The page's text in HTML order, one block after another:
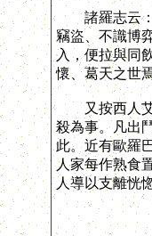
諸羅志云：
竊盜、不識博
入，便拉與同
懷、葛天之世焉
又按西人艾
殺為事。凡出
此。近有歐羅
人家每作熟食
人導以支離恍